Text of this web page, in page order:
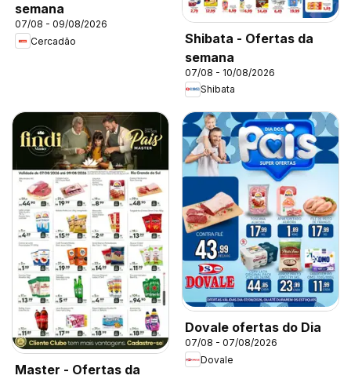
semana
07/08 - 09/08/2026
Cercadão
Shibata - Ofertas da
semana
07/08 - 10/08/2026
Shibata
Master - Ofertas da
Dovale ofertas do Dia
07/08 - 07/08/2026
Dovale